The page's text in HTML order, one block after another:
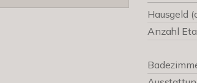
Hausgeld
Anzahl